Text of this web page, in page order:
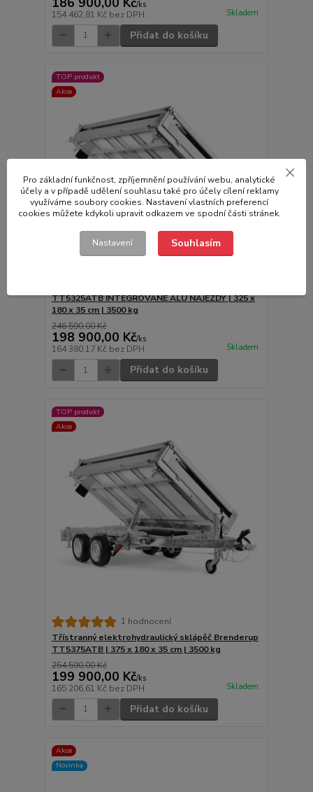
/ks
154 462,81 Kč bez DPH Skladem
Přidat do košíku
TOP produkt
Akce
TT5325ATB INTEGROVANÉ ALU NÁJEZDY | 325 x
180 x 35 cm | 3500 kg
246 590,00 Kč
198 900,00 Kč/ks
164 380,17 Kč bez DPH Skladem
Přidat do košíku
TOP produkt
Akce
1 hodnocení
Třístranný elektrohydraulický sklápěč Brenderup
TT5375ATB | 375 x 180 x 35 cm | 3500 kg
254 590,00 Kč
199 900,00 Kč/ks
165 206,61 Kč bez DPH Skladem
Přidat do košíku
Akce
Novinka
Pro základní funkčnost, zpříjemnění používání webu, analytické
účely a v případě udělení souhlasu také pro účely cílení reklamy
využíváme soubory cookies. Nastavení vlastních preferencí
cookies můžete kdykoli upravit odkazem ve spodní části stránek.
Nastavení Souhlasím